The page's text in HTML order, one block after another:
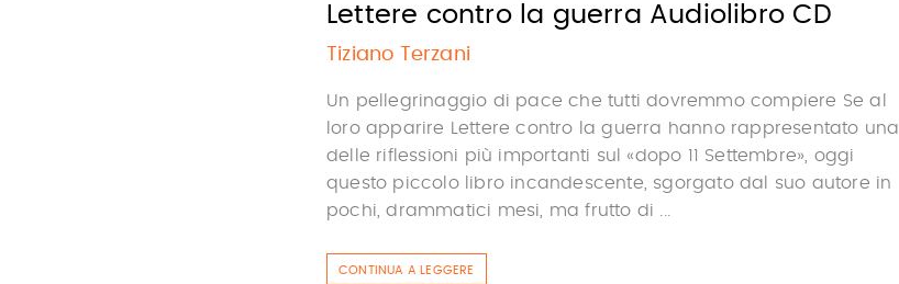
Lettere contro la guerra Audiolibro CD
Tiziano Terzani
Un pellegrinaggio di pace che tutti dovremmo compiere Se al
loro apparire Lettere contro la guerra hanno rappresentato una
delle riflessioni più importanti sul «dopo 11 Settembre», oggi
questo piccolo libro incandescente, sgorgato dal suo autore in
pochi, drammatici mesi, ma frutto di ...
CONTINUA A LEGGERE